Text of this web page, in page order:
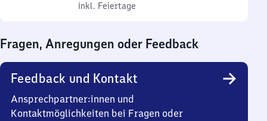
inkl. Feiertage
0
0
Uhr
inkl. Feiertage
Fragen, Anregungen oder Feedback
Feedback und Kontakt
Ansprechpartner:innen und
Kontaktmöglichkeiten bei Fragen oder